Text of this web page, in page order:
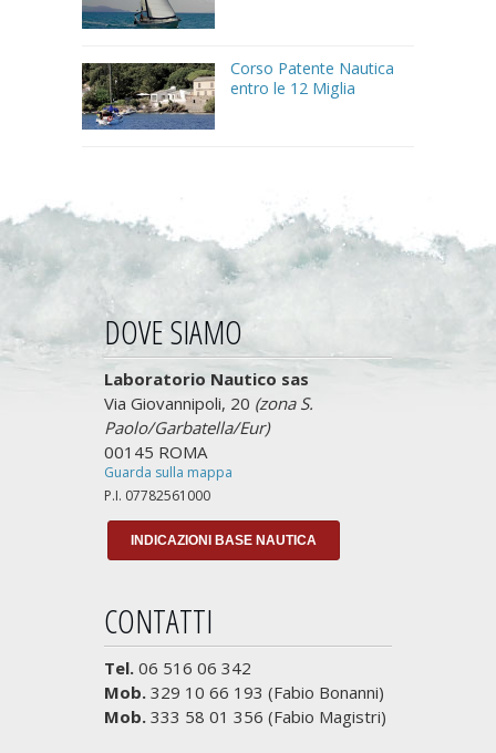
Corso Patente Nautica
entro le 12 Miglia
DOVE SIAMO
Laboratorio Nautico sas
Via Giovannipoli, 20 (zona S.
Paolo/Garbatella/Eur)
00145 ROMA
Guarda sulla mappa
P.I. 07782561000
INDICAZIONI BASE NAUTICA
CONTATTI
Tel. 06 516 06 342
Mob. 329 10 66 193 (Fabio Bonanni)
Mob. 333 58 01 356 (Fabio Magistri)